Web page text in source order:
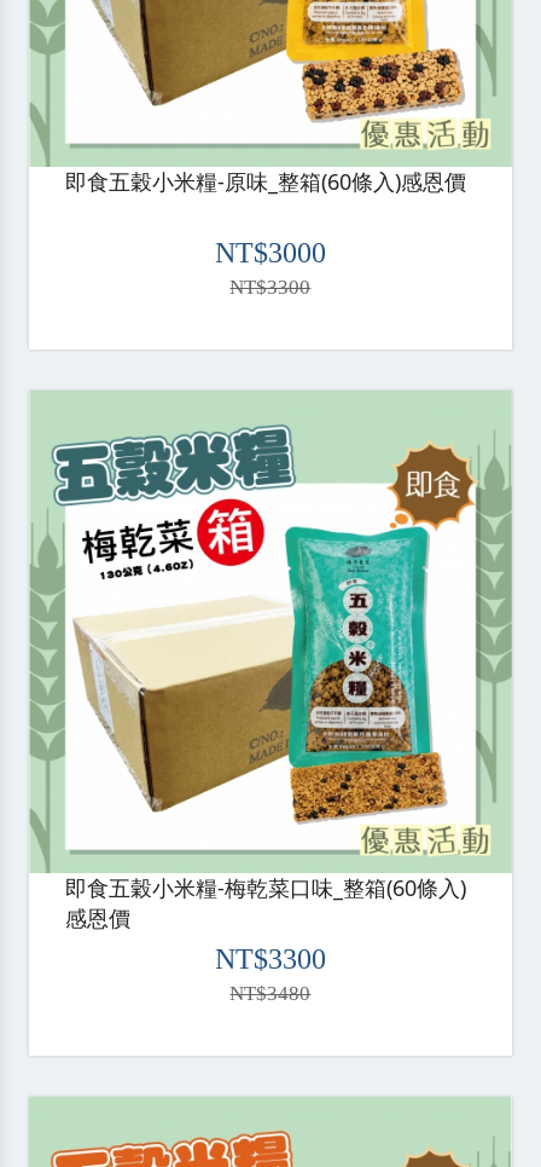
即食五穀小米糧-原味_整箱(60條入)感恩價
NT$3000
NT$3300
即食五穀小米糧-梅乾菜口味_整箱(60條入)
感恩價
NT$3300
NT$3480